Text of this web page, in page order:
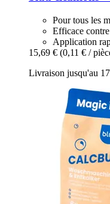
Pour tous les
Efficace
Application
15,69 € (0,11 € /
Livraison jusqu'au